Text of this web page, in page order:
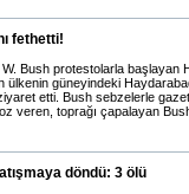
fethetti!
Bush protestolarla başlayan
ülkenin güneyindeki
etti. Bush sebzelerle
veren, toprağı çapalayan
döndü: 3 ölü